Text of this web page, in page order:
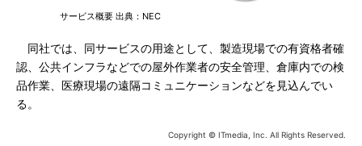
サービス概要 出典：NEC
同社では、同サービスの用途として、製造現場での有資格者確
認、公共インフラなどでの屋外作業者の安全管理、倉庫内での検
品作業、医療現場の遠隔コミュニケーションなどを見込んでい
る。
Copyright © ITmedia, Inc. All Rights Reserved.